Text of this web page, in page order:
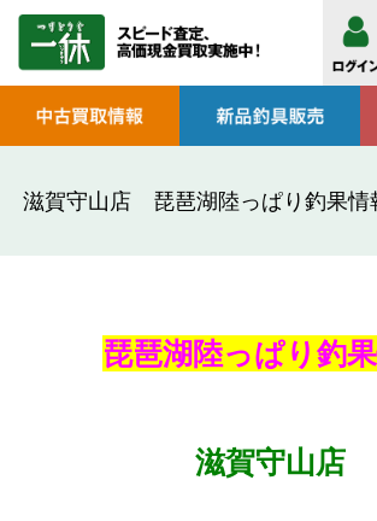
滋賀守山店 琵琶湖陸っぱり釣果情
琵琶湖陸っぱり釣
滋賀守山店